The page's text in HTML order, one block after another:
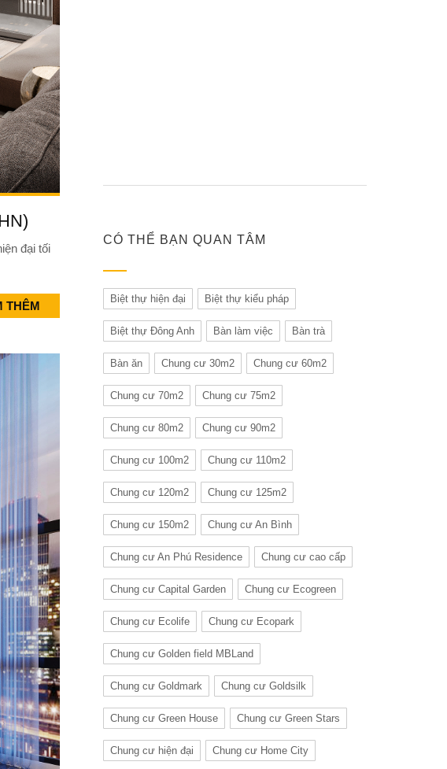
đại tối
THÊM
CÓ THỂ BẠN QUAN TÂM
Biệt thự hiện đại Biệt thự kiểu pháp
Biệt thự Đông Anh Bàn làm việc Bàn trà
Bàn ăn Chung cư 30m2 Chung cư 60m2
Chung cư 70m2 Chung cư 75m2
Chung cư 80m2 Chung cư 90m2
Chung cư 100m2 Chung cư 110m2
Chung cư 120m2 Chung cư 125m2
Chung cư 150m2 Chung cư An Bình
Chung cư An Phú Residence Chung cư cao cấp
Chung cư Capital Garden Chung cư Ecogreen
Chung cư Ecolife Chung cư Ecopark
Chung cư Golden field MBLand
Chung cư Goldmark Chung cư Goldsilk
Chung cư Green House Chung cư Green Stars
Chung cư hiện đại Chung cư Home City